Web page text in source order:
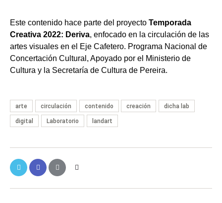
Este contenido hace parte del proyecto Temporada
Creativa 2022: Deriva, enfocado en la circulación de las
artes visuales en el Eje Cafetero. Programa Nacional de
Concertación Cultural, Apoyado por el Ministerio de
Cultura y la Secretaría de Cultura de Pereira.
arte circulación contenido creación dicha lab
digital Laboratorio landart